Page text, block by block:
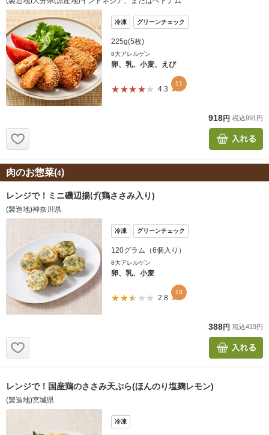
肉のお惣菜(4)